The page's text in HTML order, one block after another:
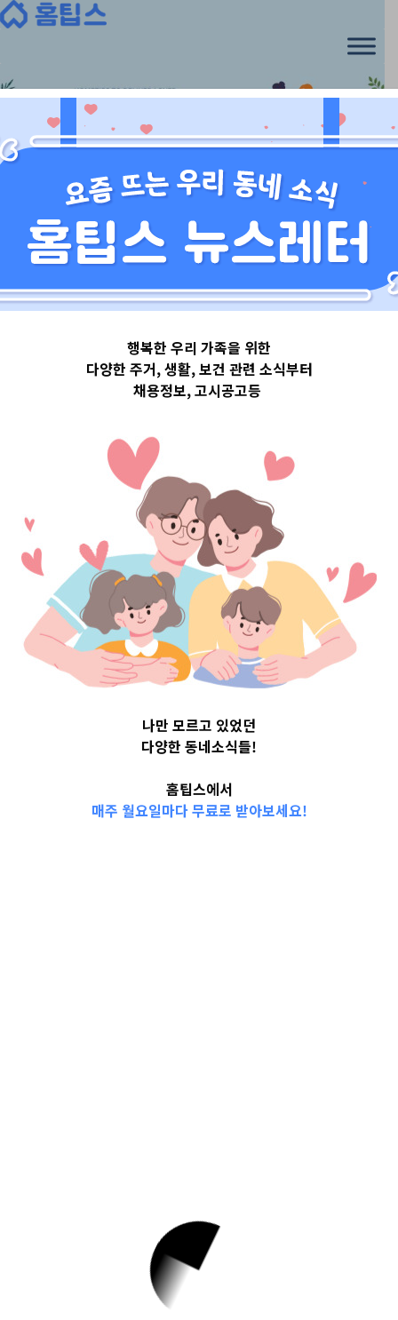
Skip
서울특별시
서울특별시서초
구 Top 3 및 주간
소식 –
20231024
2023-10-24
readybaby-admin
'로컬인서울/ 양재'
예비 청년창업가 지
행복한 우리 가족을 위한
다양한 주거, 생활, 보건 관련 소식부터
채용정보, 고시공고등
나만 모르고 있었던
다양한 동네소식들!
홈팁스에서
매주 월요일마다 무료로 받아보세요!